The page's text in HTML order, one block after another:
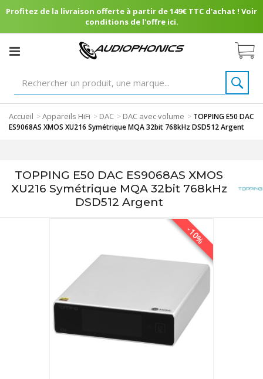
Profitez de la livraison offerte à partir de 149€ TTC d'achat ! Voir
conditions de l'offre ici.
Accueil >Appareils HiFi > DAC > DAC avec volume > TOPPING E50 DAC
ES9068AS XMOS XU216 Symétrique MQA 32bit 768kHz DSD512 Argent
TOPPING E50 DAC ES9068AS XMOS
XU216 Symétrique MQA 32bit 768kHz
DSD512 Argent
-10%